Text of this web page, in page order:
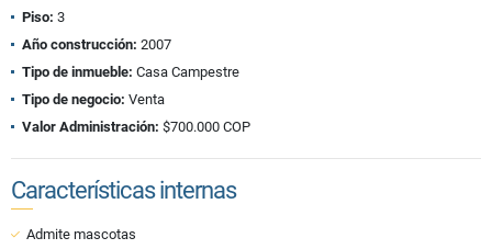
Piso: 3
Año construcción: 2007
Tipo de inmueble: Casa Campestre
Tipo de negocio: Venta
Valor Administración: $700.000 COP
Características internas
Admite mascotas